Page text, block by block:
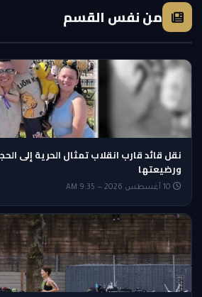
من نفس القسم
نقل قائد قارب انقلاب تمثال الحرية إلى
ورضيعتها